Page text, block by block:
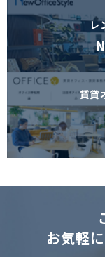
レ
賃貸
お気軽